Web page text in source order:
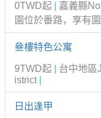
0TWD起
嘉義縣
園位於番路，享有
叄樓特色公寓
9TWD起
台中地區
istrict
日出逢甲